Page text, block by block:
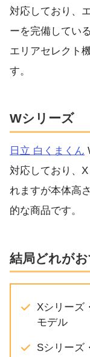
対応しており、
ーを完備してい
エリアセレクト
す。
Wシリーズ
日立 白くまくん
対応しており、
れますが本体高
的な商品です。
結局どれがお
Xシリーズ
モデル
Sシリーズ